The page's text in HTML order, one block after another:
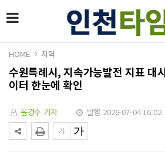
HOME 지역
수원특례시, 지속가능발전 지표 대
이터 한눈에 확인
윤경수 기자 발행 2026-07-04 16:02